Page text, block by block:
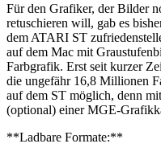
Für den Grafiker, der Bilder
retuschieren will, gab es
dem ATARI ST
auf dem Mac mit
Farbgrafik. Erst seit kurzer
die ungefähr 16,8 Millionen
auf dem ST möglich, denn
(optional) einer MGE-
**Ladbare Formate:**